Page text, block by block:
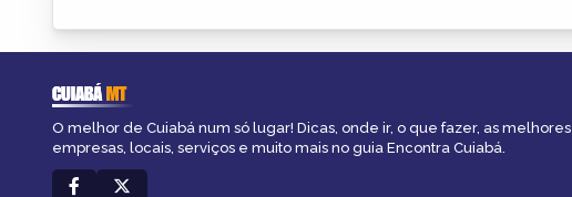
CUIABÁMT
O melhor de Cuiabá num só lugar! Dicas, onde ir, o que fazer, as melhores
empresas, locais, serviços e muito mais no guia Encontra Cuiabá.